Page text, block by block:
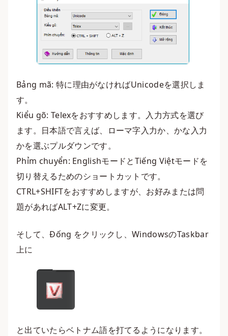
Bảng mã: 特に理由がなければUnicodeを選択しま
す。
Kiểu gõ: Telexをおすすめします。入力方式を選び
ます。日本語で言えば、ローマ字入力か、かな入力
かを選ぶプルダウンです。
Phỉm chuyển: EnglishモードとTiếng Việtモードを
切り替えるためのショートカットです。
CTRL+SHIFTをおすすめしますが、お好みまたは問
題があればALT+Zに変更。
そして、Đống をクリックし、WindowsのTaskbar
上に
と出ていたらベトナム語を打てるようになります。